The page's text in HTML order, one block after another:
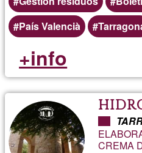
País Valencià
+info
CREMA